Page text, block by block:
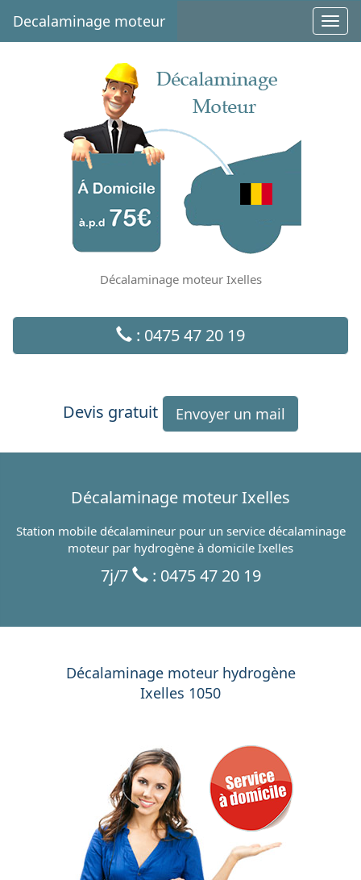
Decalaminage moteur
Décalaminage moteur Ixelles
: 0475 47 20 19
Devis gratuit Envoyer un mail
Décalaminage moteur Ixelles
Station mobile décalamineur pour un service décalaminage
moteur par hydrogène à domicile Ixelles
7j/7 : 0475 47 20 19
Décalaminage moteur hydrogène
Ixelles 1050